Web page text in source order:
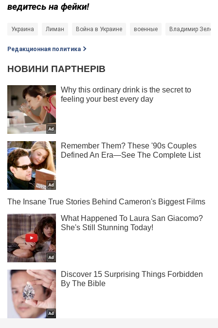
ведитесь на фейки!
Украина Лиман Война в Украине военные Владимир
Редакционная политика